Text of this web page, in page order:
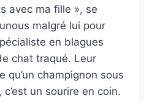
avec ma fille », se
malgré lui pour
en blagues
chat traqué. Leur
qu’un champignon sous
un sourire en coin.